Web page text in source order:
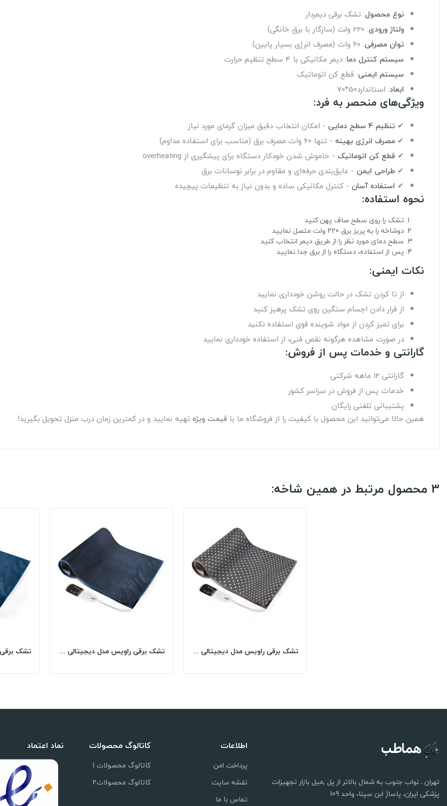
نوع محصول: تشک برقی دیمردار
ولتاژ ورودی: 220 ولت (سازگار با برق خانگی)
توان مصرفی: 60 وات (مصرف انرژی بسیار پایین)
سیستم کنترل دما: دیمر مکانیکی با 4 سطح تنظیم حرارت
سیستم ایمنی: قطع کن اتوماتیک
ابعاد: استاندارد50*70
ویژگی‌های منحصر به فرد:
✔ تنظیم 4 سطح دمایی
- امکان انتخاب دقیق میزان گرمای مورد نیاز
✔ مصرف انرژی بهینه - تنها 60 وات مصرف برق (مناسب برای استفاده مداوم)
✔ قطع کن اتوماتیک - خاموش شدن خودکار دستگاه برای پیشگیری از overheating
✔ طراحی ایمن - عایق‌بندی حرفه‌ای و مقاوم در برابر نوسانات برق
✔ استفاده آسان - کنترل مکانیکی ساده و بدون نیاز به تنظیمات پیچیده
نحوه استفاده:
تشک را روی سطح صاف پهن کنید
دوشاخه را به پریز برق 220 ولت متصل نمایید
سطح دمای مورد نظر را از طریق دیمر انتخاب کنید
پس از استفاده، دستگاه را از برق جدا نمایید
نکات ایمنی:
از تا کردن تشک در حالت روشن خودداری نمایید
از قرار دادن اجسام سنگین روی تشک پرهیز کنید
برای تمیز کردن از مواد شوینده قوی استفاده نکنید
در صورت مشاهده هرگونه نقص فنی، از استفاده خودداری نمایید
گارانتی و خدمات پس از فروش:
گارانتی 12 ماهه شرکتی
خدمات پس از فروش در سراسر کشور
پشتیبانی تلفنی رایگان
همین حالا می‌توانید این محصول با کیفیت را از فروشگاه ما با قیمت ویژه تهیه نمایید و در کمترین زمان درب منزل تحویل بگیرید!
3 محصول مرتبط در همین شاخه:
تشک برقی راویس مدل دیجیتالی سایز 50*70 - سرمه... تشک برقی راویس مدل دیجیتالی سایز 50*70 - مدل...
تهران ـ نواب جنوب به شمال بالاتر از پل ;میل بازار تجهیزات
پزشکی ایران، پاساژ ابن سینا، واحد 109
اطلاعات
پرداخت امن
نقشه سایت
تماس با ما
کاتالوگ محصولات
کاتالوگ محصولات 1
کاتالوگ محصولات2
نماد اعتماد